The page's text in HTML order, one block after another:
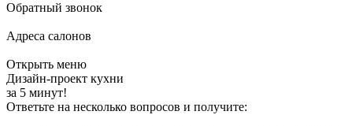
Обратный звонок
Адреса салонов
Открыть меню
Дизайн-проект кухни
за 5 минут!
Ответьте на несколько вопросов и получите: